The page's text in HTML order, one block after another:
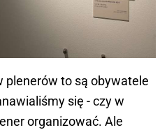
plenerów to są obywatele
się - czy w
organizować. Ale